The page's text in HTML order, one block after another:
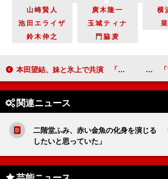
山崎賢人 廣木隆一
横
池田エライザ
玉城ティナ
鈴木伸之
門脇麦
本田望結、妹と氷上で共演 「大好き。顔を見るだけでキュンとする」 今田
関連ニュース
二階堂ふみ、赤い金魚の化身を演じる
したいと思っていた」